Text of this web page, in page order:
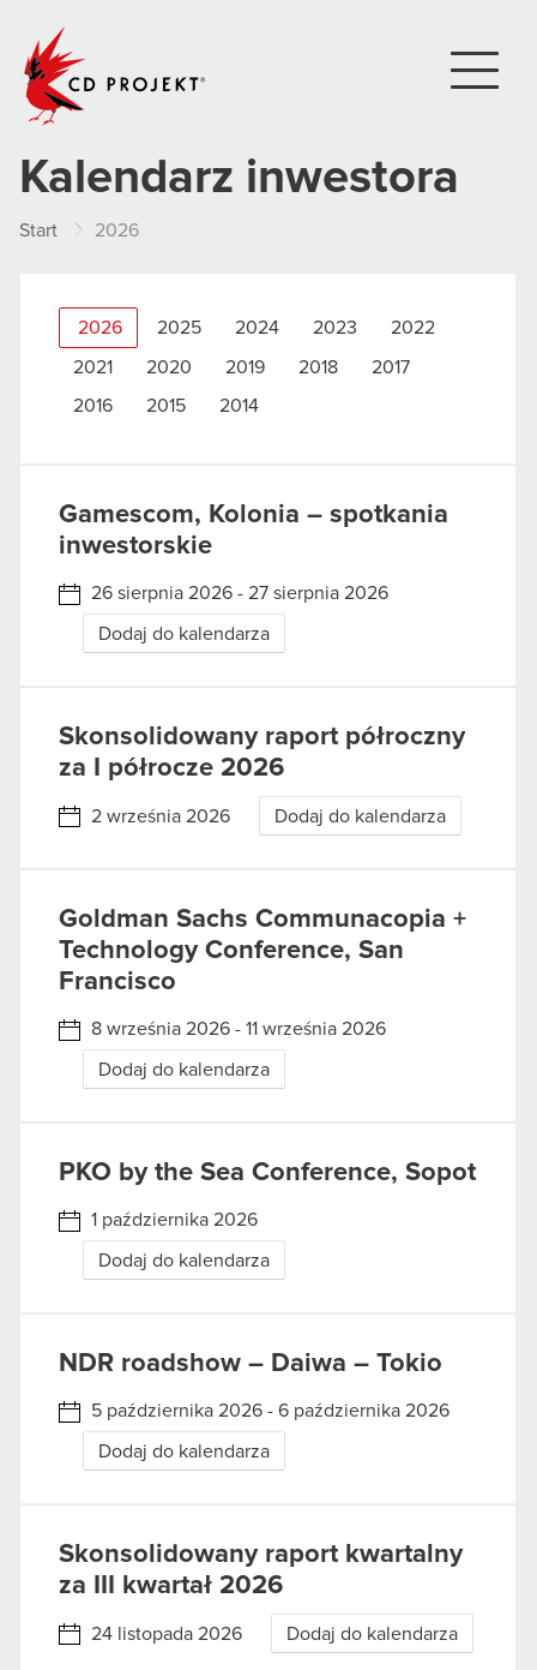
Kalendarz inwestora
Start 2026
2026 2025 2024 2023 2022
2021 2020 2019 2018
2017
2016
2015 2014
Gamescom, Kolonia – spotkania
inwestorskie
26 sierpnia 2026 - 27 sierpnia 2026
Dodaj do kalendarza
Skonsolidowany raport półroczny
za I półrocze 2026
2 września 2026 Dodaj do kalendarza
Goldman Sachs Communacopia +
Technology Conference, San
Francisco
8 września 2026 - 11 września 2026
Dodaj do kalendarza
PKO by the Sea Conference, Sopot
1 października 2026
Dodaj do kalendarza
NDR roadshow – Daiwa – Tokio
5 października 2026 - 6 października 2026
Dodaj do kalendarza
Skonsolidowany raport kwartalny
za III kwartał 2026
24 listopada 2026 Dodaj do kalendarza